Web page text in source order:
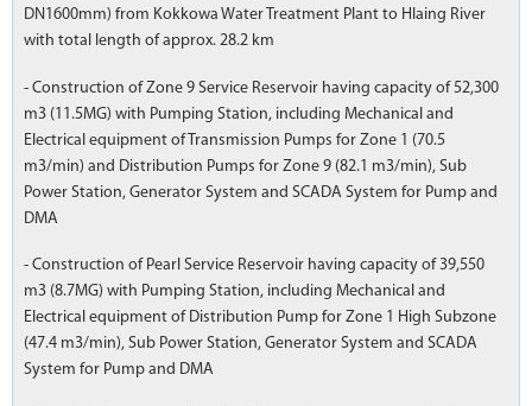
DN1600mm) from Kokkowa Water Treatment Plant to Hlaing River
with total length of approx. 28.2 km
- Construction of Zone 9 Service Reservoir having capacity of 52,300
m3 (11.5MG) with Pumping Station, including Mechanical and
Electrical equipment of Transmission Pumps for Zone 1 (70.5
m3/min) and Distribution Pumps for Zone 9 (82.1 m3/min), Sub
Power Station, Generator System and SCADA System for Pump and
DMA
- Construction of Pearl Service Reservoir having capacity of 39,550
m3 (8.7MG) with Pumping Station, including Mechanical and
Electrical equipment of Distribution Pump for Zone 1 High Subzone
(47.4 m3/min), Sub Power Station, Generator System and SCADA
System for Pump and DMA